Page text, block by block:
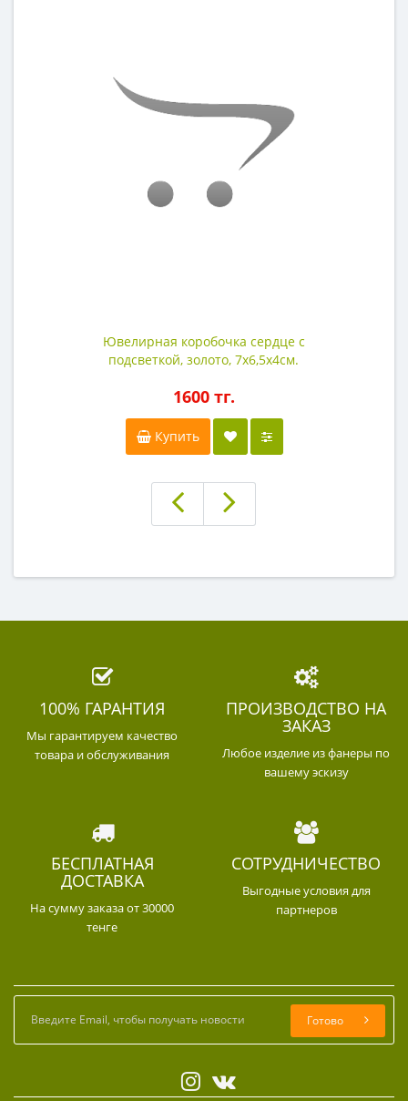
Ювелирная коробочка сердце с
подсветкой, золото, 7х6,5х4см.
1600 тг.
Купить
100% ГАРАНТИЯ
Мы гарантируем качество
товара и обслуживания
ПРОИЗВОДСТВО НА
ЗАКАЗ
Любое изделие из фанеры по
вашему эскизу
БЕСПЛАТНАЯ
ДОСТАВКА
На сумму заказа от 30000
тенге
СОТРУДНИЧЕСТВО
Выгодные условия для
партнеров
Готово